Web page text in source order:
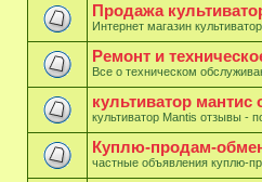
Продажа
Интернет магазин
Ремонт и
Все о техническом
культиватор мантис
культиватор Mantis отзывы -
Куплю-продам-
частные объявления куплю-